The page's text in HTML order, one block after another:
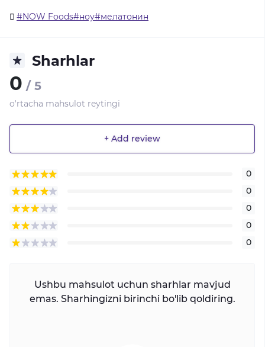
#NOW Foods#ноу#мелатонин
Sharhlar
0 / 5
o'rtacha mahsulot reytingi
+ Add review
0
0
0
0
0
Ushbu mahsulot uchun sharhlar mavjud
emas. Sharhingizni birinchi bo'lib qoldiring.